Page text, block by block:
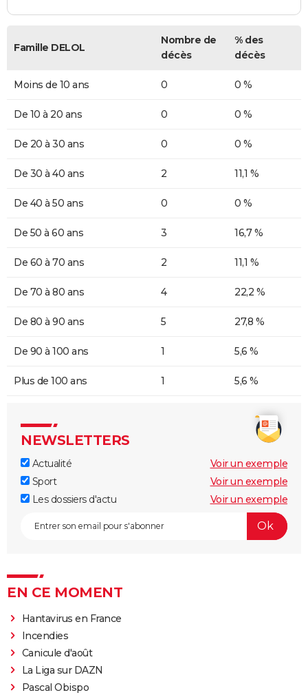
Famille DELOL
Nombre de
décès
% des
décès
Moins de 10 ans 0 0 %
De 10 à 20 ans 0 0 %
De 20 à 30 ans 0 0 %
De 30 à 40 ans 2 11,1 %
De 40 à 50 ans 0 0 %
De 50 à 60 ans 3 16,7 %
De 60 à 70 ans 2 11,1 %
De 70 à 80 ans 4 22,2 %
De 80 à 90 ans 5 27,8 %
De 90 à 100 ans 1 5,6 %
Plus de 100 ans 1 5,6 %
NEWSLETTERS
Actualité
Voir un exemple
Sport
Voir un exemple
Les dossiers d'actu
Voir un exemple
EN CE MOMENT
Hantavirus en France
Incendies
Canicule d'août
La Liga sur DAZN
Pascal Obispo